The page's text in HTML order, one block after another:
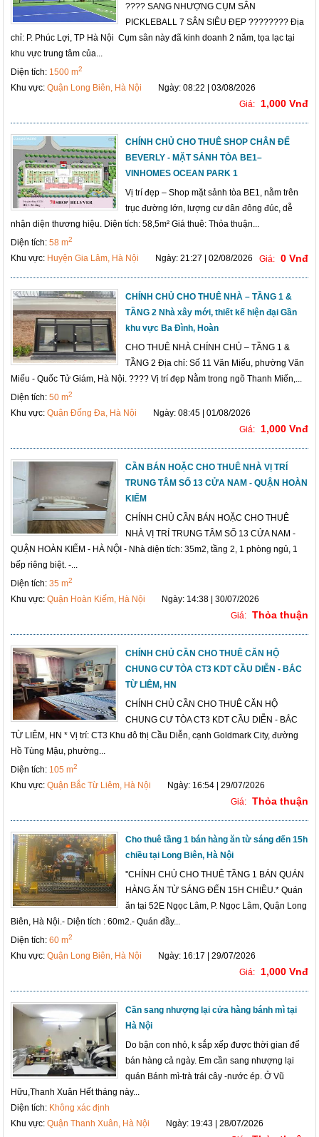
???? SANG NHƯỢNG CỤM SÂN
PICKLEBALL 7 SÂN SIÊU ĐẸP ???????? Địa
chỉ: P. Phúc Lợi, TP Hà Nội Cụm sân này đã kinh doanh 2 năm, tọa lạc tại
khu vực trung tâm của...
Diện tích: 1500 m2
Khu vực:Quận Long Biên, Hà Nội
Ngày: 08:22 | 03/08/2026
Giá:
1,000 Vnđ
CHÍNH CHỦ CHO THUÊ SHOP CHÂN ĐẾ
BEVERLY - MẶT SẢNH TÒA BE1–
VINHOMES OCEAN PARK 1
Vị trí đẹp – Shop mặt sảnh tòa BE1, nằm trên
trục đường lớn, lượng cư dân đông đúc, dễ
nhận diện thương hiệu. Diện tích: 58,5m² Giá thuê: Thỏa thuận...
Diện tích:58 m2
Khu vực: Huyện Gia Lâm, Hà Nội Ngày: 21:27 | 02/08/2026 Giá: 0 Vnđ
CHÍNH CHỦ CHO THUÊ NHÀ – TẦNG 1 &
TẦNG 2 Nhà xây mới, thiết kế hiện đại Gần
khu vực Ba Đình, Hoàn
CHO THUÊ NHÀ CHÍNH CHỦ – TẦNG 1 &
TẦNG 2 Địa chỉ: Số 11 Văn Miếu, phường Văn
Miếu - Quốc Tử Giám, Hà Nội. ???? Vị trí đẹp Nằm trong ngõ Thanh Miến,...
Diện tích:50 m2
Khu vực:Quận Đống Đa, Hà Nội
Ngày: 08:45 | 01/08/2026
Giá:
1,000 Vnđ
CẦN BÁN HOẶC CHO THUÊ NHÀ VỊ TRÍ
TRUNG TÂM SỐ 13 CỬA NAM - QUẬN HOÀN
KIẾM
CHÍNH CHỦ CẦN BÁN HOẶC CHO THUÊ
NHÀ VỊ TRÍ TRUNG TÂM SỐ 13 CỬA NAM -
QUẬN HOÀN KIẾM - HÀ NỘI - Nhà diện tích: 35m2, tầng 2, 1 phòng ngủ, 1
bếp riêng biệt. -...
Diện tích:35 m2
Khu vực:Quận Hoàn Kiếm, Hà Nội
Ngày: 14:38 | 30/07/2026
Giá: Thỏa thuận
CHÍNH CHỦ CẦN CHO THUÊ CĂN HỘ
CHUNG CƯ TÒA CT3 KDT CẦU DIỄN - BẮC
TỪ LIÊM, HN
CHÍNH CHỦ CẦN CHO THUÊ CĂN HỘ
CHUNG CƯ TÒA CT3 KDT CẦU DIỄN - BẮC
TỪ LIÊM, HN * Vị trí: CT3 Khu đô thị Cầu Diễn, cạnh Goldmark City, đường
Hồ Tùng Mậu, phường...
Diện tích: 105 m2
Khu vực:Quận Bắc Từ Liêm, Hà Nội
Ngày: 16:54 | 29/07/2026
Giá: Thỏa thuận
Cho thuê tầng 1 bán hàng ăn từ sáng đến 15h
chiều tại Long Biên, Hà Nội
''CHÍNH CHỦ CHO THUÊ TẦNG 1 BÁN QUÁN
HÀNG ĂN TỪ SÁNG ĐẾN 15H CHIỀU.* Quán
ăn tại 52E Ngọc Lâm, P. Ngọc Lâm, Quận Long
Biên, Hà Nội.- Diện tích : 60m2.- Quán đầy...
Diện tích:60 m2
Khu vực:Quận Long Biên, Hà Nội
Ngày: 16:17 | 29/07/2026
Giá:
1,000 Vnđ
Cần sang nhượng lại cửa hàng bánh mì tại
Hà Nội
Do bận con nhỏ, k sắp xếp được thời gian để
bán hàng cả ngày. Em cần sang nhượng lại
quán Bánh mì-trà trái cây -nước ép. Ở Vũ
Hữu,Thanh Xuân Hết tháng này...
Diện tích: Không xác định
Khu vực:Quận Thanh Xuân, Hà Nội
Ngày: 19:43 | 28/07/2026